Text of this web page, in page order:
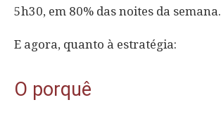
5h30, em 80% das noites da semana.
E agora, quanto à estratégia:
O porquê